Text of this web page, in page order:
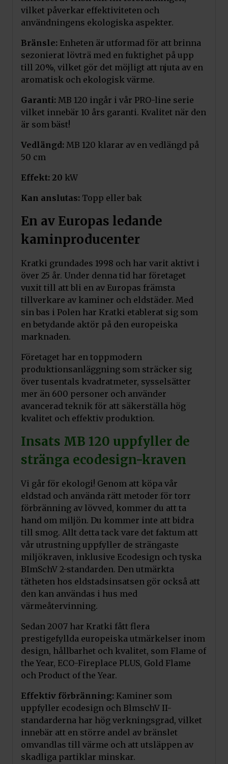
vilket påverkar effektiviteten och
användningens ekologiska aspekter.
Bränsle: Enheten är utformad för att brinna
sezonierat lövträ med en fuktighet på upp
till 20%, vilket gör det möjligt att njuta av en
aromatisk och ekologisk värme.
Garanti: MB 120 ingår i vår PRO-line serie
vilket innebär 10 års garanti. Kvalitet när den
är som bäst!
Vedlängd: MB 120 klarar av en vedlängd på
50 cm
Effekt: 20 kW
Kan anslutas: Topp eller bak
En av Europas ledande
kaminproducenter
Kratki grundades 1998 och har varit aktivt i
över 25 år. Under denna tid har företaget
vuxit till att bli en av Europas främsta
tillverkare av kaminer och eldstäder. Med
sin bas i Polen har Kratki etablerat sig som
en betydande aktör på den europeiska
marknaden.
Företaget har en toppmodern
produktionsanläggning som sträcker sig
över tusentals kvadratmeter, sysselsätter
mer än 600 personer och använder
avancerad teknik för att säkerställa hög
kvalitet och effektiv produktion.
Insats MB 120 uppfyller de
stränga ecodesign-kraven
Vi går för ekologi! Genom att köpa vår
eldstad och använda rätt metoder för torr
förbränning av lövved, kommer du att ta
hand om miljön. Du kommer inte att bidra
till smog. Allt detta tack vare det faktum att
vår utrustning uppfyller de strängaste
miljökraven, inklusive Ecodesign och tyska
BImSchV 2-standarden. Den utmärkta
tätheten hos eldstadsinsatsen gör också att
den kan användas i hus med
värmeåtervinning.
Sedan 2007 har Kratki fått flera
prestigefyllda europeiska utmärkelser inom
design, hållbarhet och kvalitet, som Flame of
the Year, ECO-Fireplace PLUS, Gold Flame
och Product of the Year.
Effektiv förbränning: Kaminer som
uppfyller ecodesign och BlmschV II-
standarderna har hög verkningsgrad, vilket
innebär att en större andel av bränslet
omvandlas till värme och att utsläppen av
skadliga partiklar minskar.